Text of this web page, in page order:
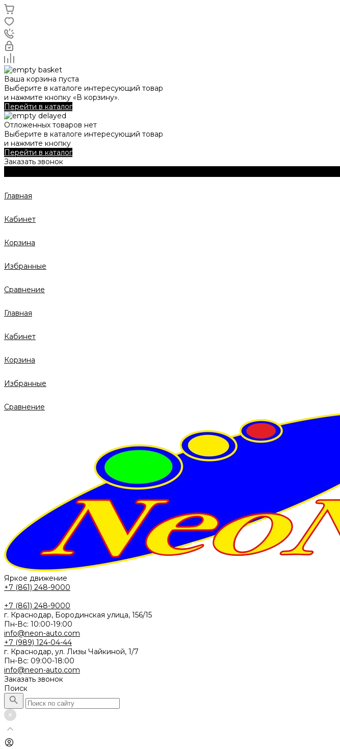
Ваша корзина пуста
Выберите в каталоге интересующий товар
и нажмите кнопку «В корзину».
Перейти в каталог
Отложенных товаров нет
Выберите в каталоге интересующий товар
и нажмите кнопку
Перейти в каталог
Заказать звонок
Главная
Кабинет
Корзина
Избранные
Сравнение
Главная
Кабинет
Корзина
Избранные
Сравнение
Яркое движение
+7 (861) 248-9000
+7 (861) 248-9000
г. Краснодар, Бородинская улица, 156/15
Пн-Вс: 10:00-19:00
info@neon-auto.com
+7 (989) 124-04-44
г. Краснодар, ул. Лизы Чайкиной, 1/7
Пн-Вс: 09:00-18:00
info@neon-auto.com
Заказать звонок
Поиск